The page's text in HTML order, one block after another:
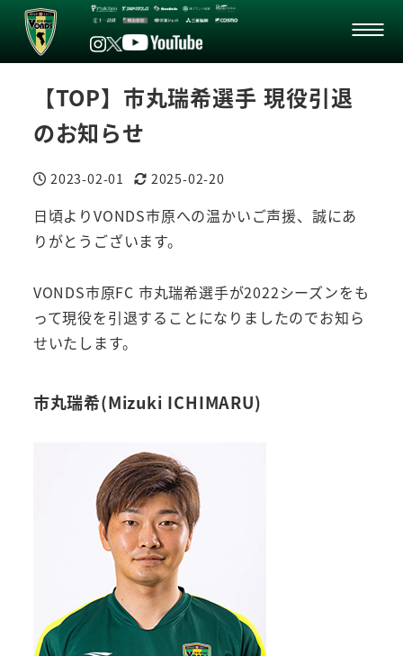
【TOP】市丸瑞希選手 現役引退
のお知らせ
投稿日
2023-02-01
更新日
2025-02-20
日頃よりVONDS市原への温かいご声援、誠にあ
りがとうございます。
VONDS市原FC 市丸瑞希選手が2022シーズンをも
って現役を引退することになりましたのでお知ら
せいたします。
市丸瑞希(Mizuki ICHIMARU)